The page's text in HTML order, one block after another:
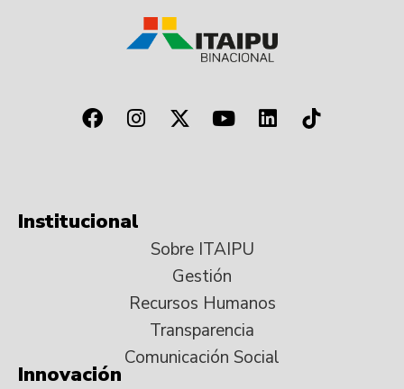
Institucional
Sobre ITAIPU
Gestión
Recursos Humanos
Transparencia
Comunicación Social
Innovación